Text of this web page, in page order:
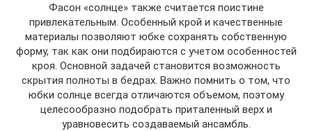
Фасон «солнце» также считается поистине
привлекательным. Особенный крой и качественные
материалы позволяют юбке сохранять собственную
форму, так как они подбираются с учетом особенностей
кроя. Основной задачей становится возможность
скрытия полноты в бедрах. Важно помнить о том, что
юбки солнце всегда отличаются объемом, поэтому
целесообразно подобрать приталенный верх и
уравновесить создаваемый ансамбль.